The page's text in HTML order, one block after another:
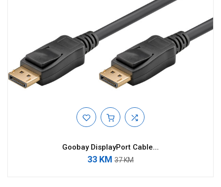
Goobay DisplayPort Cable...
33 KM 37 KM